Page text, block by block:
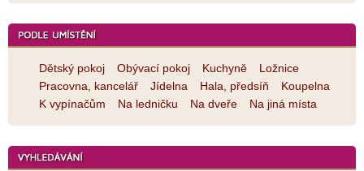
Dětský pokoj Obývací pokoj Kuchyně
Ložnice
Pracovna, kancelář
Jídelna Hala, předsíň
Koupelna
K vypínačům
Na ledničku Na dveře Na jiná místa